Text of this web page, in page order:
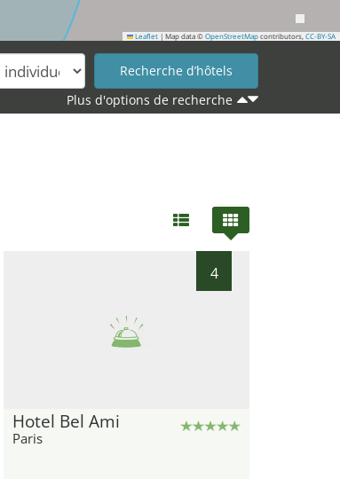
Leaflet | Map data © OpenStreetMap contributors, CC-BY-SA
Plus d'options de recherche
4
Hotel Bel Ami
Paris